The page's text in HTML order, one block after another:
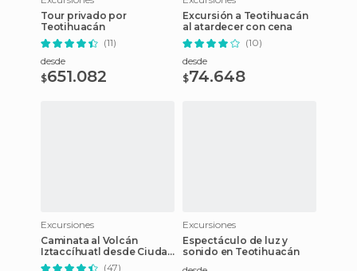
Tour privado por
Teotihuacán
(11)
desde
$651.082
Excursión a Teotihuacán
al atardecer con cena
(10)
desde
$74.648
Excursiones
Caminata al Volcán
Iztaccíhuatl desde Ciudad
de México
(47)
Excursiones
Espectáculo de luz y
sonido en Teotihuacán